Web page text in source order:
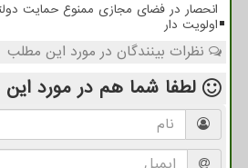
انحصار در فضای مجازی ممنوع حمایت
اولویت دار
نظرات بینندگان در مورد این مطلب
لطفا شما هم در مورد